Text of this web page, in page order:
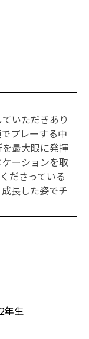
いただきあり
プレーする中
最大限に発揮
ーションを取
ださっている
長した姿でチ
年生